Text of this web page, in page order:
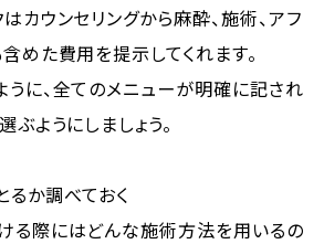
カウンセリングから麻酔、施術、アフ
めた費用を提示してくれます。
に、全てのメニューが明確に記され
ぶようにしましょう。
か調べておく
る際にはどんな施術方法を用いるの